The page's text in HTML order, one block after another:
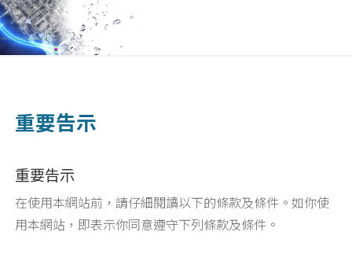
重要告示
重要告示
在使用本網站前，請仔細閱讀以下的條款及條件。如你使
用本網站，即表示你同意遵守下列條款及條件。